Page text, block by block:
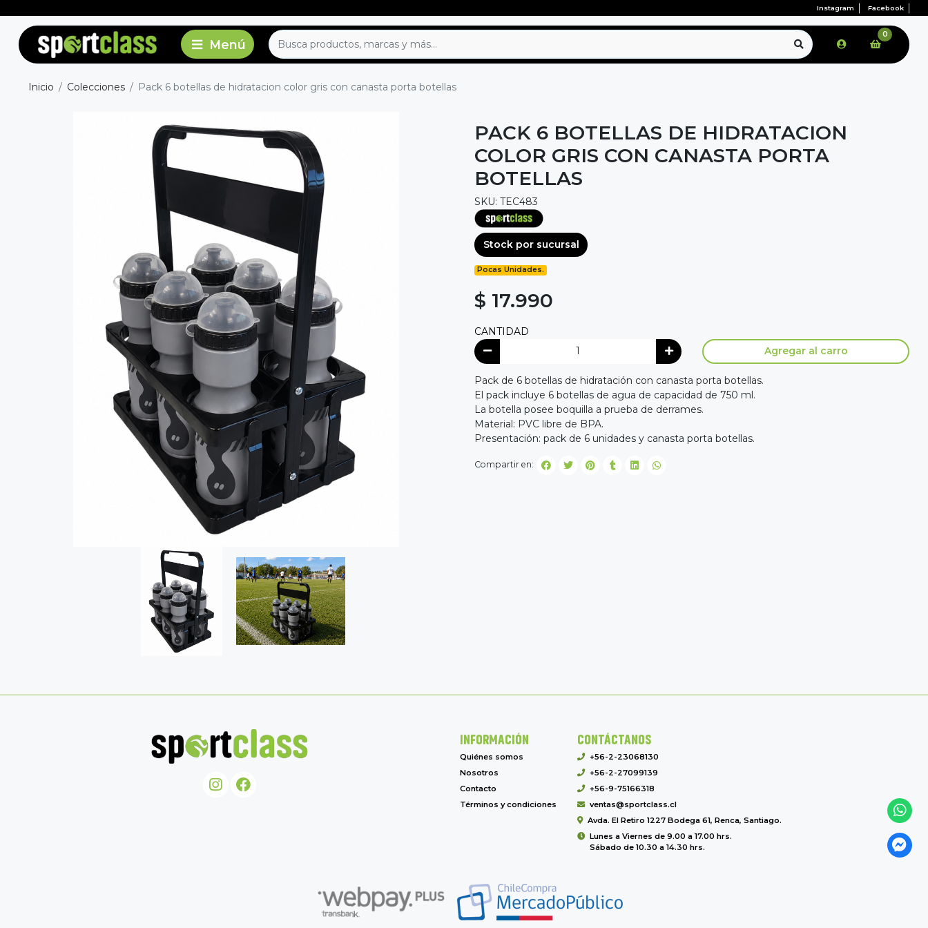
Instagram Facebook
0
Inicio Colecciones Pack 6 botellas de hidratacion color gris con canasta porta botellas
PACK 6 BOTELLAS DE HIDRATACION
COLOR GRIS CON CANASTA PORTA
BOTELLAS
SKU: TEC483
Stock por sucursal
Pocas Unidades.
$ 17.990
CANTIDAD
Agregar al carro
Pack de 6 botellas de hidratación con canasta porta botellas.
El pack incluye 6 botellas de agua de capacidad de 750 ml.
La botella posee boquilla a prueba de derrames.
Material: PVC libre de BPA.
Presentación: pack de 6 unidades y canasta porta botellas.
Compartir en:
INFORMACIÓN
Quiénes somos
Nosotros
Contacto
Términos y condiciones
CONTÁCTANOS
+56-2-23068130
+56-2-27099139
+56-9-75166318
ventas@sportclass.cl
Avda. El Retiro 1227 Bodega 61, Renca, Santiago.
Lunes a Viernes de 9.00 a 17.00 hrs.
Sábado de 10.30 a 14.30 hrs.